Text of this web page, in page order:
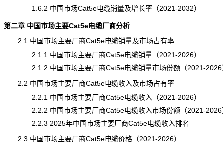
1.6.2 中国市场Cat5e电缆销量及增长率（2021-2032）
第二章 中国市场主要Cat5e电缆厂商分析
2.1 中国市场主要厂商Cat5e电缆销量及市场占有率
2.1.1 中国市场主要厂商Cat5e电缆销量（2021-2026）
2.1.2 中国市场主要厂商Cat5e电缆销量市场份额（2021-2026
2.2 中国市场主要厂商Cat5e电缆收入及市场占有率
2.2.1 中国市场主要厂商Cat5e电缆收入（2021-2026）
2.2.2 中国市场主要厂商Cat5e电缆收入市场份额（2021-2026
2.2.3 2025年中国市场主要厂商Cat5e电缆收入排名
2.3 中国市场主要厂商Cat5e电缆价格（2021-2026）